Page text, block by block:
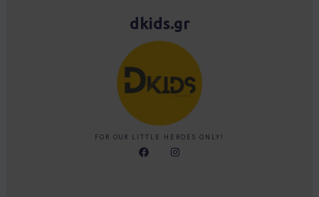
dkids.gr
FOR OUR LITTLE HEROES ONLY!
F
a
I
n